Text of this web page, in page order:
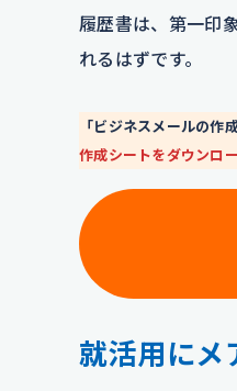
履歴書は、第一印
れるはずです。
「ビジネスメールの作
作成シートをダウンロ
就活用に